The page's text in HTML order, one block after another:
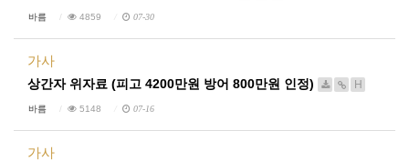
바름 4859 07-30
가사
상간자 위자료 (피고 4200만원 방어 800만원 인정)
H
바름 5148 07-16
가사